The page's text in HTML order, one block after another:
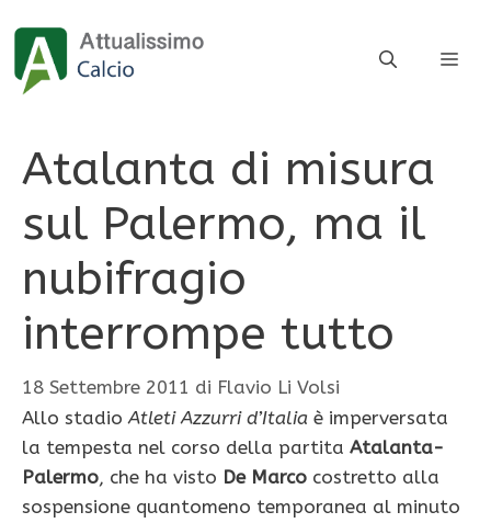
contenuto
Atalanta di misura
sul Palermo, ma il
nubifragio
interrompe tutto
18 Settembre 2011 di Flavio Li Volsi
Allo stadioAtleti Azzurri d’Italia è imperversata
la tempesta nel corso della partita Atalanta-
Palermo, che ha visto De Marco costretto alla
sospensione quantomeno temporanea al minuto